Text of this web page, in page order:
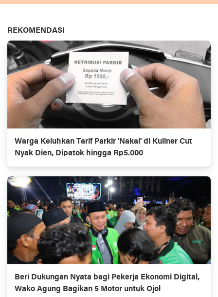
REKOMENDASI
Warga Keluhkan Tarif Parkir 'Nakal' di Kuliner Cut
Nyak Dien, Dipatok hingga Rp5.000
Beri Dukungan Nyata bagi Pekerja Ekonomi Digital,
Wako Agung Bagikan 5 Motor untuk Ojol